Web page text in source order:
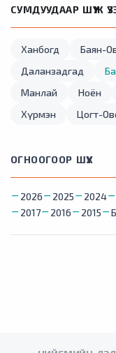
СУМДУУДААР ШҮҮЖ
Ханбогд Баян-
Даланзадгад
Манлай
Ноён
Хүрмэн
Цогт-
ОГНООГООР ШҮҮХ
2026 2025 2024
2017
2016 2015